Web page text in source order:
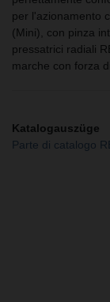
per l'azionamento
(Mini), con pinza
pressatrici radiali
marche con forza
Katalogauszüge
Parte di catalogo